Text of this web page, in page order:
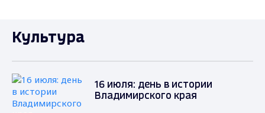
Культура
16 июля: день в истории
Владимирского края